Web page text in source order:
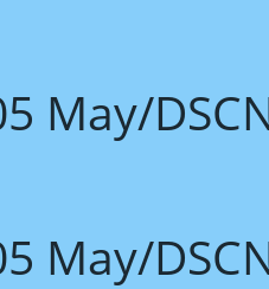
May/
May/